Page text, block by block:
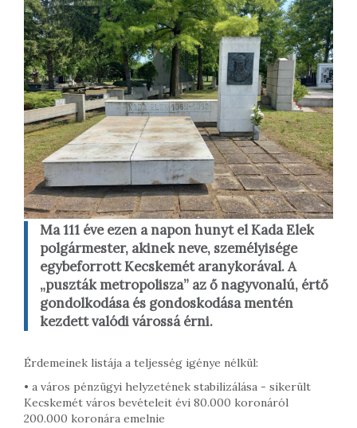
Ma 111 éve ezen a napon hunyt el Kada Elek
polgármester, akinek neve, személyisége
egybeforrott Kecskemét aranykorával. A
„puszták metropolisza” az ő nagyvonalú, értő
gondolkodása és gondoskodása mentén
kezdett valódi várossá érni.
Érdemeinek listája a teljesség igénye nélkül:
• a város pénzügyi helyzetének stabilizálása - sikerült
Kecskemét város bevételeit évi 80.000 koronáról
200.000 koronára emelnie